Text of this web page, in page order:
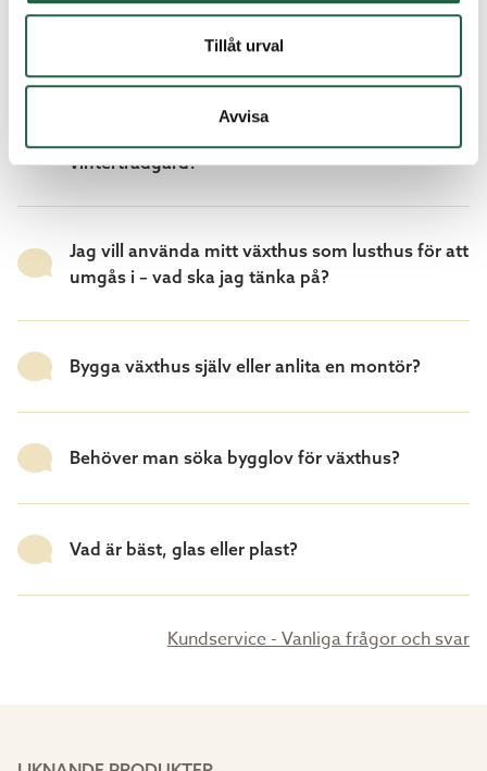
Tillåt urval
Avvisa
Kan jag gjuta platta till mitt växthus?
vinterträdgård?
Jag vill använda mitt växthus som lusthus för att
umgås i – vad ska jag tänka på?
Bygga växthus själv eller anlita en montör?
Behöver man söka bygglov för växthus?
Vad är bäst, glas eller plast?
Kundservice - Vanliga frågor och svar